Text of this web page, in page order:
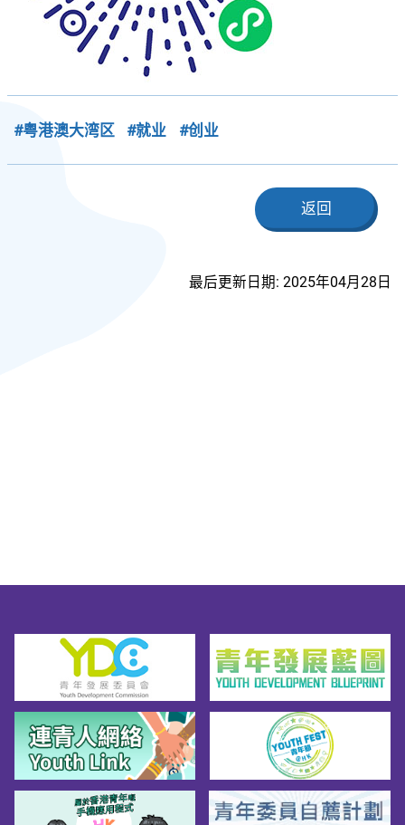
#粤港澳大湾区 #就业 #创业
返回
最后更新日期: 2025年04月28日